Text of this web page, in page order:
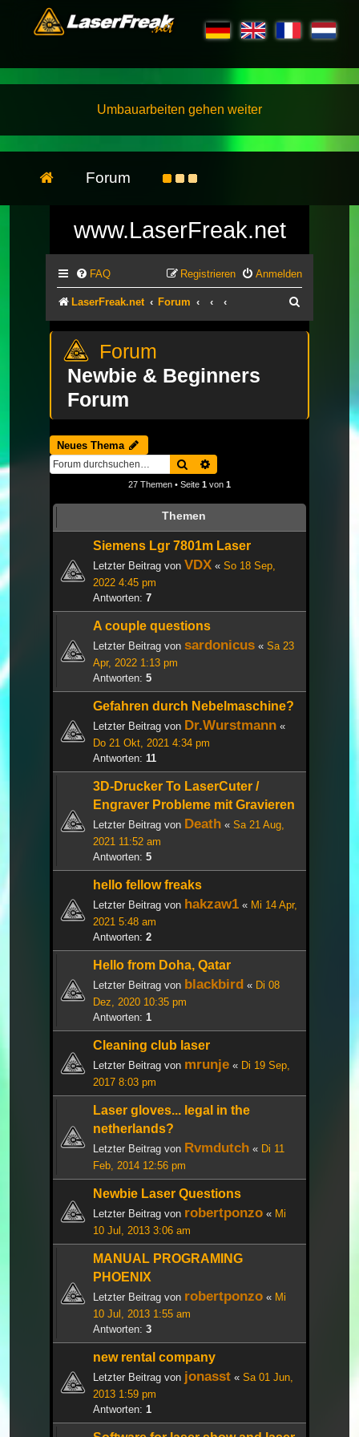
Umbauarbeiten gehen weiter
Forum
www.LaserFreak.net
FAQ Anmelden
Registrieren
LaserFreak.net Forum
Newbie & Beginners
Forum
Neues Thema
Suche
27 Themen • Seite 1 von 1
Themen
Siemens Lgr 7801m Laser
Letzter Beitrag von VDX « So 18 Sep,
2022 4:45 pm
Antworten: 7
A couple questions
Letzter Beitrag von sardonicus « Sa 23
Apr, 2022 1:13 pm
Antworten: 5
Gefahren durch Nebelmaschine?
Letzter Beitrag von Dr.Wurstmann «
Do 21 Okt, 2021 4:34 pm
Antworten: 11
3D-Drucker To LaserCuter /
Engraver Probleme mit Gravieren
Letzter Beitrag von Death « Sa 21 Aug,
2021 11:52 am
Antworten: 5
hello fellow freaks
Letzter Beitrag von hakzaw1 « Mi 14 Apr,
2021 5:48 am
Antworten: 2
Hello from Doha, Qatar
Letzter Beitrag von blackbird « Di 08
Dez, 2020 10:35 pm
Antworten: 1
Cleaning club laser
Letzter Beitrag von mrunje « Di 19 Sep,
2017 8:03 pm
Laser gloves... legal in the
netherlands?
Letzter Beitrag von Rvmdutch « Di 11
Feb, 2014 12:56 pm
Newbie Laser Questions
Letzter Beitrag von robertponzo « Mi
10 Jul, 2013 3:06 am
MANUAL PROGRAMING
PHOENIX
Letzter Beitrag von robertponzo « Mi
10 Jul, 2013 1:55 am
Antworten: 3
new rental company
Letzter Beitrag von jonasst « Sa 01 Jun,
2013 1:59 pm
Antworten: 1